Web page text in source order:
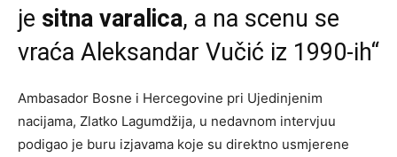
je sitna varalica, a na scenu se
vraća Aleksandar Vučić iz 1990-ih“
Ambasador Bosne i Hercegovine pri Ujedinjenim
nacijama, Zlatko Lagumdžija, u nedavnom intervjuu
podigao je buru izjavama koje su direktno usmjerene